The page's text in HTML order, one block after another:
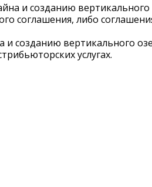
и созданию
соглашения, либо
созданию вертикального
услугах.